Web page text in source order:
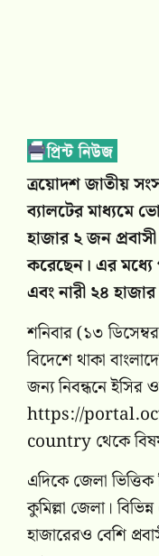
ত্রয়োদশ জাতীয়
ব্যালটের মাধ্যমে
হাজার ২ জন
করেছেন। এর
এবং নারী ২৪
শনিবার (১৩
বিদেশে থাকা
জন্য নিবন্ধনে ইসির
https://
country থেকে
এদিকে জেলা
কুমিল্লা জেলা।
হাজারেরও বেশি